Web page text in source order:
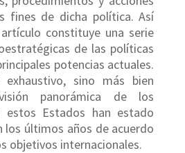
fines de dicha política. Así
constituye una serie
de las políticas
potencias actuales.
sino más bien
panorámica de los
estos Estados han estado
los últimos años de acuerdo
objetivos internacionales.